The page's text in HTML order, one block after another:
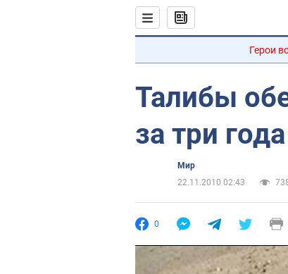
Герои
Талибы
за три года
Мир
22.11.2010 02:43
0